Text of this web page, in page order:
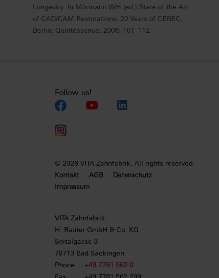
Longevity. In Mörmann WH (ed.) State of the Art
of CAD/CAM Restorations, 20 Years of CEREC,
Berlin: Quintessence, 2006: 101–112.
VITA Zahnfabrik
H. Rauter GmbH & Co. KG
Spitalgasse 3
79713 Bad Säckingen
Phone
+49 7761 562 0
Fax +49 7761 562 299
Follow us!
© 2026 VITA Zahnfabrik. All rights reserved.
Kontakt AGB
Datenschutz
Impressum